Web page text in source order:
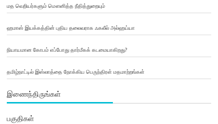
மத வெறியர்களும் மௌனித்த நீதித்துறையும்
ஹமாஸ் இயக்கத்தின் புதிய தலைவராக ஃகலீல் அல்ஹய்யா
நியாயமான கோபம் எப்போது தார்மீகக் கடமையாகிறது?
தமிழ்நாட்டில் இஸ்லாத்தை நோக்கிய பெருந்திரள் மதமாற்றங்கள்
இணைந்திருங்கள்
பகுதிகள்